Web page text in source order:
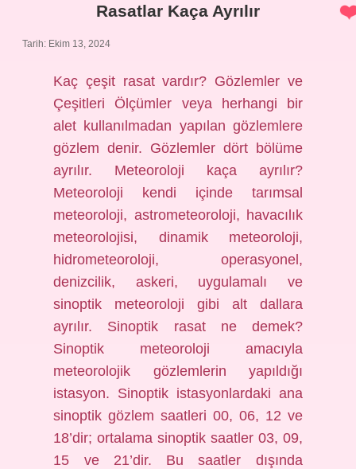
Rasatlar Kaça Ayrılır
Tarih: Ekim 13, 2024
Kaç çeşit rasat vardır? Gözlemler ve
Çeşitleri Ölçümler veya herhangi bir
alet kullanılmadan yapılan gözlemlere
gözlem denir. Gözlemler dört bölüme
ayrılır. Meteoroloji kaça ayrılır?
Meteoroloji kendi içinde tarımsal
meteoroloji, astrometeoroloji, havacılık
meteorolojisi, dinamik meteoroloji,
hidrometeoroloji, operasyonel,
denizcilik, askeri, uygulamalı ve
sinoptik meteoroloji gibi alt dallara
ayrılır. Sinoptik rasat ne demek?
Sinoptik meteoroloji amacıyla
meteorolojik gözlemlerin yapıldığı
istasyon. Sinoptik istasyonlardaki ana
sinoptik gözlem saatleri 00, 06, 12 ve
18’dir; ortalama sinoptik saatler 03, 09,
15 ve 21’dir. Bu saatler dışında